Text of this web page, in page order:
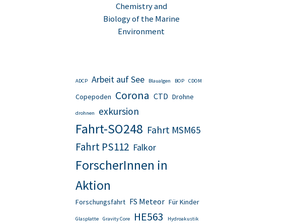
Chemistry and
Biology of the Marine
Environment
ADCP Arbeit auf See Blaualgen BOP CDOM
Copepoden Corona CTD Drohne
drohnen exkursion
Fahrt-SO248 Fahrt MSM65
Fahrt PS112 Falkor
ForscherInnen in
Aktion
Forschungsfahrt FS Meteor Für Kinder
Glasplatte Gravity Core HE563 Hydroakustik